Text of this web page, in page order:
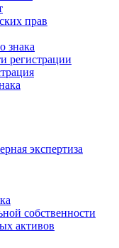
прав
знака
регистрации
экспертиза
собственности
активов